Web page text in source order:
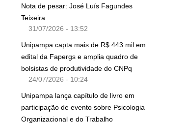
Nota de pesar: José Luís Fagundes
Teixeira
31/07/2026 - 13:52
Unipampa capta mais de R$ 443 mil em
edital da Fapergs e amplia quadro de
bolsistas de produtividade do CNPq
24/07/2026 - 10:24
Unipampa lança capítulo de livro em
participação de evento sobre Psicologia
Organizacional e do Trabalho